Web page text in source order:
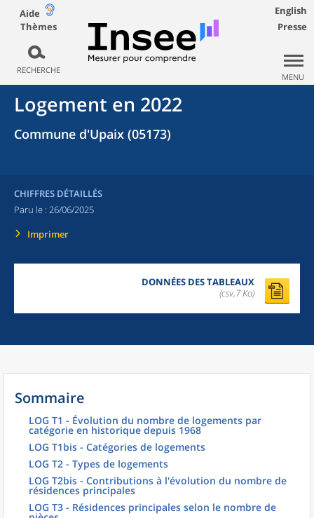
Aide
Thèmes
RECHERCHE
English
Presse
MENU
Logement en 2022
Commune d'Upaix (05173)
CHIFFRES DÉTAILLÉS
Paru le : 26/06/2025
Imprimer
DONNÉES DES TABLEAUX
(csv,7 Ko)
Sommaire
LOG T1 - Évolution du nombre de logements par
catégorie en historique depuis 1968
LOG T1bis - Catégories de logements
LOG T2 - Types de logements
LOG T2bis - Contributions à l'évolution du nombre de
résidences principales
LOG T3 - Résidences principales selon le nombre de